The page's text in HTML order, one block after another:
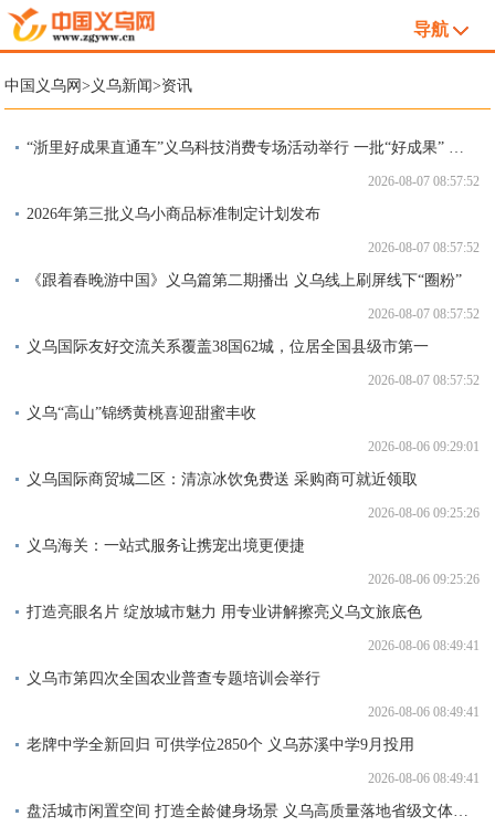
导航
中国义乌网> 义乌新闻>资讯
“浙里好成果直通车”义乌科技消费专场活动举行 一批“好成果” 找到“落脚点”
2026-08-07 08:57:52
2026年第三批义乌小商品标准制定计划发布
2026-08-07 08:57:52
《跟着春晚游中国》义乌篇第二期播出 义乌线上刷屏线下“圈粉”
2026-08-07 08:57:52
义乌国际友好交流关系覆盖38国62城，位居全国县级市第一
2026-08-07 08:57:52
义乌“高山”锦绣黄桃喜迎甜蜜丰收
2026-08-06 09:29:01
义乌国际商贸城二区：清凉冰饮免费送 采购商可就近领取
2026-08-06 09:25:26
义乌海关：一站式服务让携宠出境更便捷
2026-08-06 09:25:26
打造亮眼名片 绽放城市魅力 用专业讲解擦亮义乌文旅底色
2026-08-06 08:49:41
义乌市第四次全国农业普查专题培训会举行
2026-08-06 08:49:41
老牌中学全新回归 可供学位2850个 义乌苏溪中学9月投用
2026-08-06 08:49:41
盘活城市闲置空间 打造全龄健身场景 义乌高质量落地省级文体民生实事